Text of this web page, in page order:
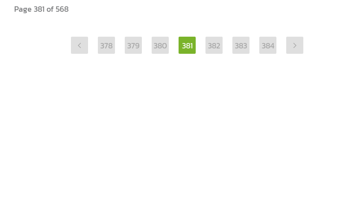
Page 381 of 568
378 379 380 381 382 383 384